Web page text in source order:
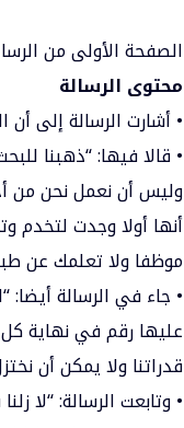
الصفحة الأولى من
محتوى الرسالة
• أشارت الرسالة إلى
• قالا فيها: “ذهبنا
وليس أن نعمل نحن من
أنها أولا وجدت لتخدم
موظفا ولا تعلمك عن
• جاء في الرسالة
عليها رقم في نهاية
قدراتنا ولا يمكن أن
• وتابعت الرسالة: “لا